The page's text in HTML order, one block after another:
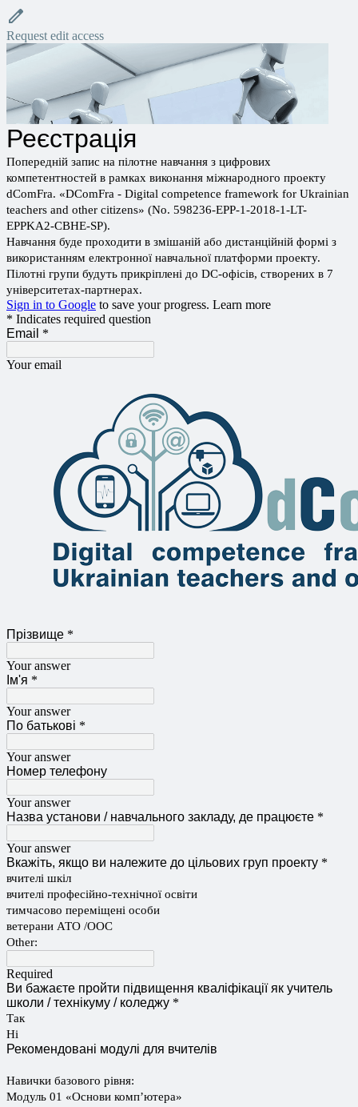
Request edit access
Реєстрація
Попередній запис на пілотне навчання з цифрових
компетентностей в рамках виконання міжнародного проекту
dComFra. «DComFra - Digital competence framework for Ukrainian
teachers and other citizens» (No. 598236-EPP-1-2018-1-LT-
EPPKA2-CBHE-SP).
Навчання буде проходити в змішаній або дистанційній формі з
використанням електронної навчальної платформи проекту.
Пілотні групи будуть прикріплені до DC-офісів, створених в 7
університетах-партнерах.
Sign in to Google to save your progress. Learn more
* Indicates required question
Email *
Your email
Прізвище *
Your answer
Ім'я *
Your answer
По батькові *
Your answer
Номер телефону
Your answer
Назва установи / навчального закладу, де працюєте *
Your answer
Вкажіть, якщо ви належите до цільових груп проекту *
вчителі шкіл
вчителі професійно-технічної освіти
тимчасово переміщені особи
ветерани АТО /ООС
Other:
Required
Ви бажаєте пройти підвищення кваліфікації як учитель
школи / технікуму / коледжу *
Так
Ні
Рекомендовані модулі для вчителів
Навички базового рівня:
Модуль 01 «Основи комп’ютера»